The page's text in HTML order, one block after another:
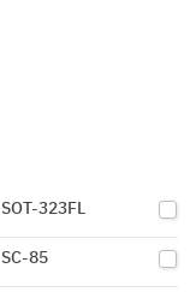
SOT-323FL
SC-85